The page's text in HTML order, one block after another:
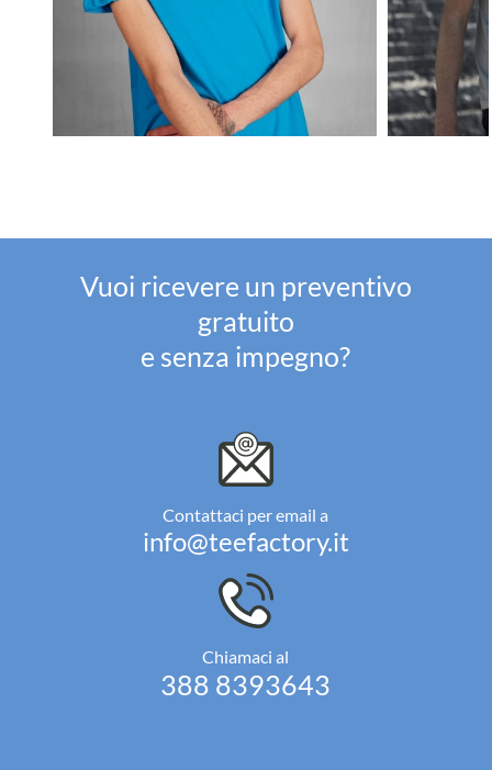
Vuoi ricevere un preventivo
gratuito
e senza impegno?
Contattaci per email a
info@teefactory.it
Chiamaci al
388 8393643